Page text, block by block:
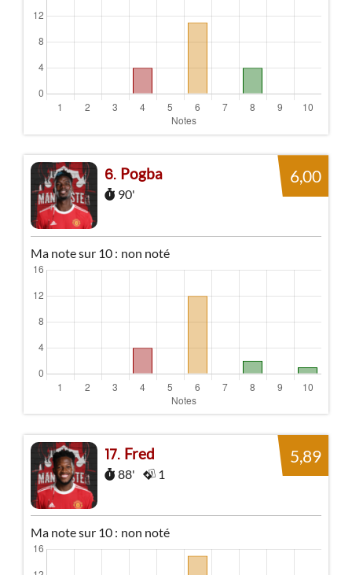
6 Pogba
90'
6,00
Ma note sur 10 : non noté
17 Fred
88' 1
5,89
Ma note sur 10 : non noté